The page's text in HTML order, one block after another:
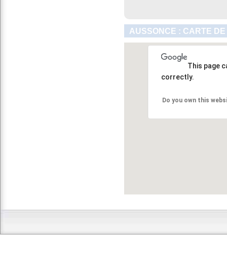
AUSSONCE : CARTE
This page
correctly.
Do you own this